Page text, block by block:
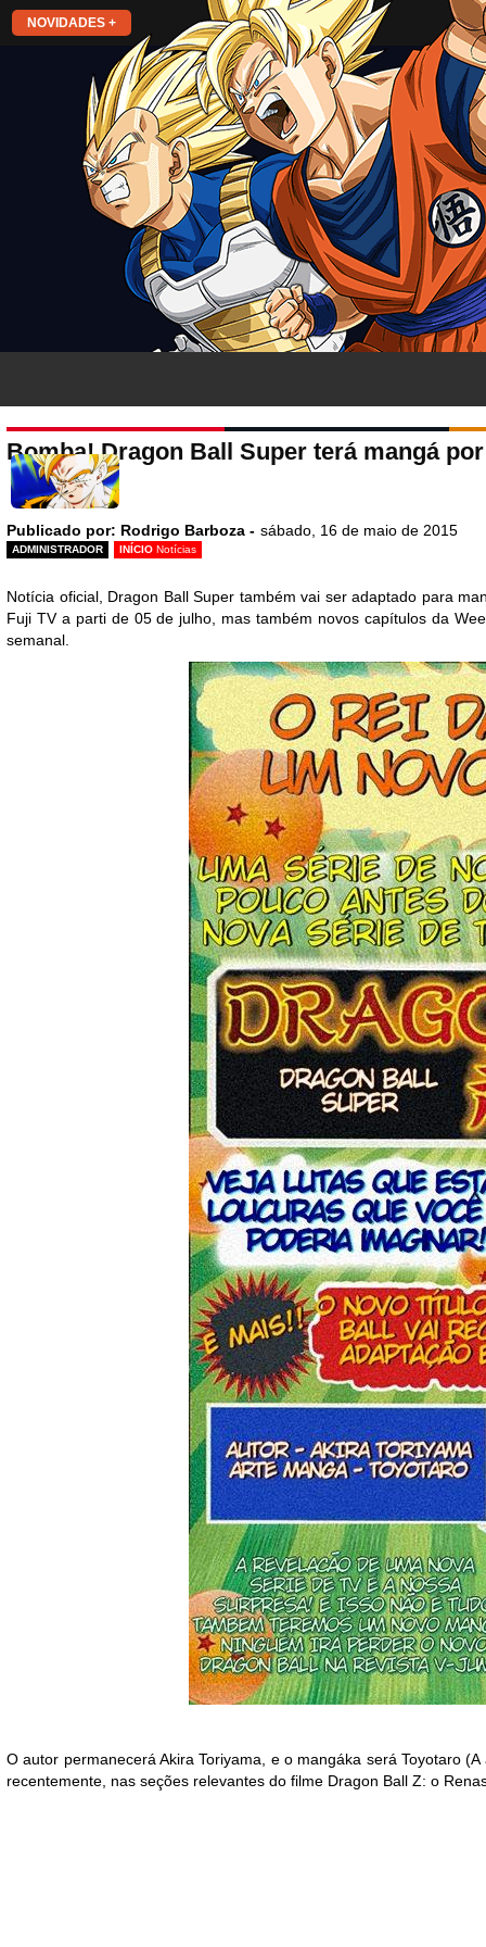
NOVIDADES +
Bomba! Dragon Ball Super terá mangá
Publicado por: Rodrigo Barboza - sábado, 16 de maio de 2015
ADMINISTRADOR INÍCIO Notícias
Notícia oficial, Dragon Ball Super também vai ser adaptado para
Fuji TV a parti de 05 de julho, mas também novos capítulos da
semanal.
O autor permanecerá Akira Toriyama, e o mangáka será Toyotaro
recentemente, nas seções relevantes do filme Dragon Ball Z: o